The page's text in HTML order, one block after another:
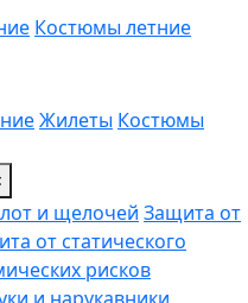
Костюмы летние
Жилеты Костюмы
и щелочей Защита от
от статического
рисков